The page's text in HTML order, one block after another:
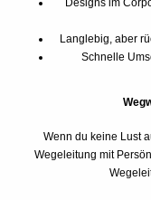
Designs im
Langlebig, aber
Schnelle
Wenn du keine Lust
Wegeleitung mit